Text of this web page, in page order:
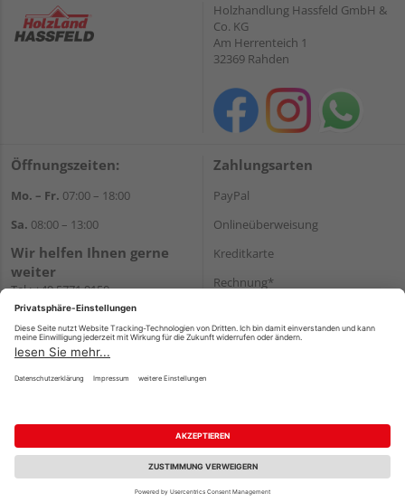
Holzhandlung Hassfeld GmbH &
Co. KG
Am Herrenteich 1
32369 Rahden
Öffnungszeiten:
Mo. – Fr. 07:00 – 18:00
Sa. 08:00 – 13:00
Wir helfen Ihnen gerne
weiter
Tel.:+49 5771 9150
E-Mail:info@holz-hassfeld.de
WhatsApp
Zahlungsarten
PayPal
Onlineüberweisung
Kreditkarte
Rechnung*
Versand
Impressum AGB Widerruf
Datenschutz
Reservierungsbedingungen
Vertrag widerrufen